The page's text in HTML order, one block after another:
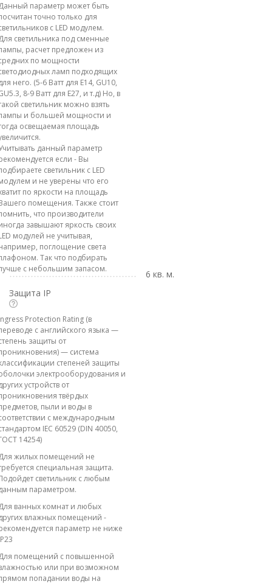
параметр может быть
точно только для
с LED модулем.
светильника под сменные
расчет предложен из
по мощности
ламп подходящих
него. (5-6 Ватт для E14, GU10,
8-9 Ватт для E27, и т.д) Но, в
светильник можно взять
и большей мощности и
освещаемая площадь
данный параметр
если - Вы
светильник с LED
и не уверены что его
по яркости на площадь
помещения. Также стоит
что производители
завышают яркость своих
модулей не учитывая,
поглощение света
Так что подбирать
с небольшим запасом.
6 кв. м.
Защита IP
Protection Rating (в
с английского языка —
защиты от
— система
степеней защиты
электрооборудования и
устройств от
твёрдых
пыли и воды в
с международным
IEC 60529 (DIN 40050,
14254)
жилых помещений не
специальная защита.
светильник с любым
параметром.
ванных комнат и любых
влажных помещений -
параметр не ниже
помещений с повышенной
или при возможном
попадании воды на